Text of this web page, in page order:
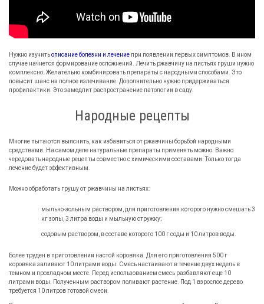
Нужно изучитьописание болезни и лечение при появлении первых симптомов. В ином
случае начнется формирование осложнений. Лечить ржавчину на листьях груши нужно
комплексно. Желательно комбинировать препараты с народными способами. Это
повысит шанс на полное излечивание. Дополнительно нужно придерживаться
профилактики. Это замедлит распространение патологии в саду.
Народные рецепты
Многие пытаются выяснить, как избавиться от ржавчины борьбой народными
средствами. На самом деле натуральные препараты применять можно. Важно
чередовать народные рецепты совместно с химическими составами. Только тогда
лечение будет эффективным.
Можно обработать грушу от ржавчины на листьях:
мыльно-зольным раствором, для приготовления которого нужно смешать 3
кг золы, 3 литра воды и мыльную стружку;
содовым раствором, в составе которого 100 г соды и 10 литров воды.
Более труден в приготовлении настой коровяка. Для его приготовления 500 г
коровяка заливают 10 литрами воды. Смесь настаивают в течение двух недель в
темном и прохладном месте. Перед использованием смесь разбавляют еще 10
литрами воды. Полученным раствором поливают растение. Под 1 взрослое дерево
требуется 10 литров готовой смеси.